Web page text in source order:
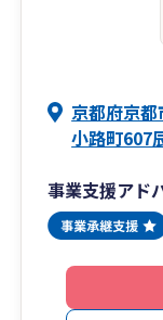
京都府京
小路町607
事業支援アド